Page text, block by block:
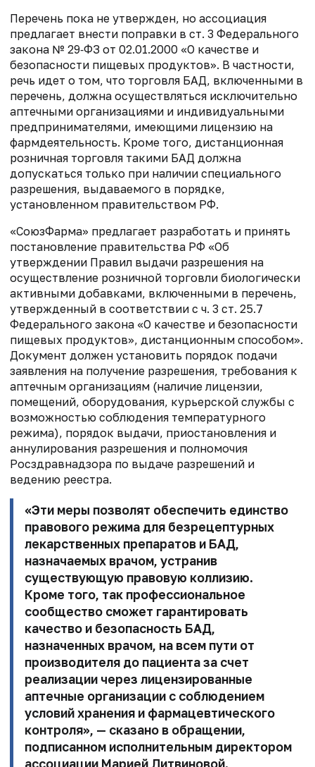
Перечень пока не утвержден, но ассоциация
предлагает внести поправки в ст. 3 Федерального
закона № 29‑ФЗ от 02.01.2000 «О качестве и
безопасности пищевых продуктов». В частности,
речь идет о том, что торговля БАД, включенными в
перечень, должна осуществляться исключительно
аптечными организациями и индивидуальными
предпринимателями, имеющими лицензию на
фармдеятельность. Кроме того, дистанционная
розничная торговля такими БАД должна
допускаться только при наличии специального
разрешения, выдаваемого в порядке,
установленном правительством РФ.
«СоюзФарма» предлагает разработать и принять
постановление правительства РФ «Об
утверждении Правил выдачи разрешения на
осуществление розничной торговли биологически
активными добавками, включенными в перечень,
утвержденный в соответствии с ч. 3 ст. 25.7
Федерального закона «О качестве и безопасности
пищевых продуктов», дистанционным способом».
Документ должен установить порядок подачи
заявления на получение разрешения, требования к
аптечным организациям (наличие лицензии,
помещений, оборудования, курьерской службы с
возможностью соблюдения температурного
режима), порядок выдачи, приостановления и
аннулирования разрешения и полномочия
Росздравнадзора по выдаче разрешений и
ведению реестра.
«Эти меры позволят обеспечить единство
правового режима для безрецептурных
лекарственных препаратов и БАД,
назначаемых врачом, устранив
существующую правовую коллизию.
Кроме того, так профессиональное
сообщество сможет гарантировать
качество и безопасность БАД,
назначенных врачом, на всем пути от
производителя до пациента за счет
реализации через лицензированные
аптечные организации с соблюдением
условий хранения и фармацевтического
контроля», — сказано в обращении,
подписанном исполнительным директором
ассоциации Марией Литвиновой.